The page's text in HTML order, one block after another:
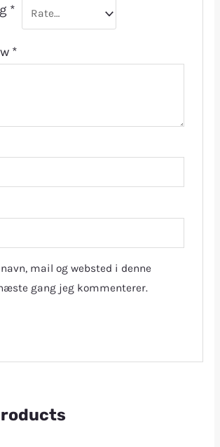
*
*
mail og websted i denne
gang jeg kommenterer.